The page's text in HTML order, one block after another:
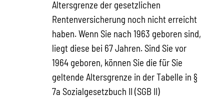
Altersgrenze der gesetzlichen
Rentenversicherung noch nicht erreicht
haben. Wenn Sie nach 1963 geboren sind,
liegt diese bei 67 Jahren. Sind Sie vor
1964 geboren, können Sie die für Sie
geltende Altersgrenze in der Tabelle in §
7a Sozialgesetzbuch II (SGB II)